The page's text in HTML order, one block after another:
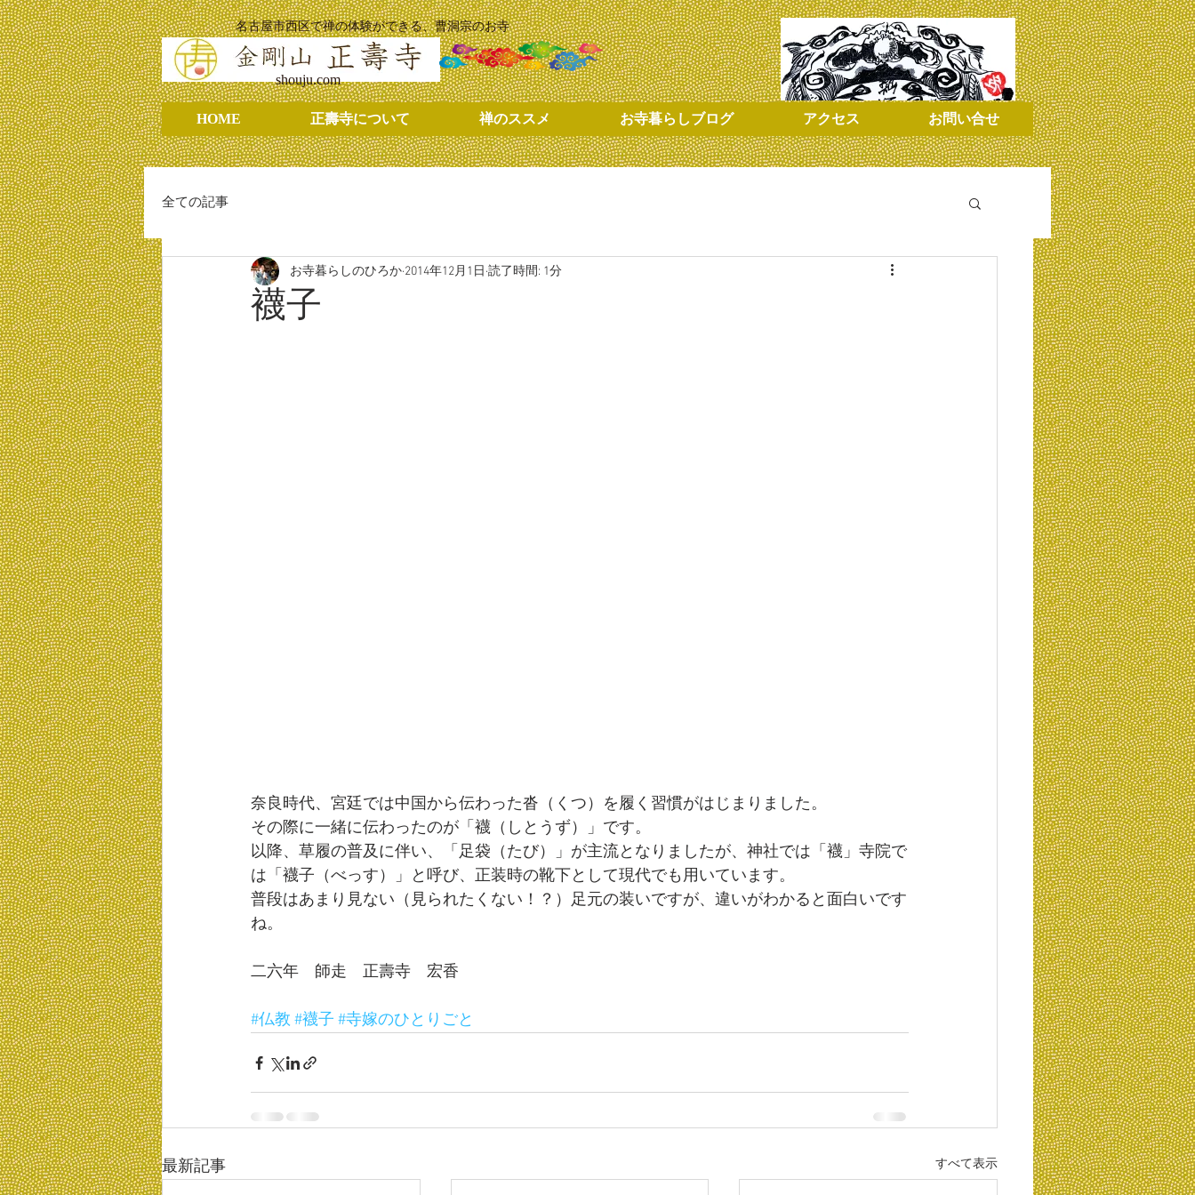
名古屋市西区で禅の体験ができる、曹洞宗のお寺
shouju.com
HOME 正壽寺について 禅のススメ お寺暮らしブログ アクセス お問い合せ
全ての記事
襪子
お寺暮らしのひろか 2014年12月1日 読了時間: 1分
奈良時代、宮廷では中国から伝わった沓（くつ）を履く習慣がはじまりました。
その際に一緒に伝わったのが「襪（しとうず）」です。
以降、草履の普及に伴い、「足袋（たび）」が主流となりましたが、神社では「襪」寺院で
は「襪子（べっす）」と呼び、正装時の靴下として現代でも用いています。
普段はあまり見ない（見られたくない！？）足元の装いですが、違いがわかると面白いです
ね。
二六年　師走　正壽寺　宏香
#仏教#襪子 #寺嫁のひとりごと
最新記事 すべて表示